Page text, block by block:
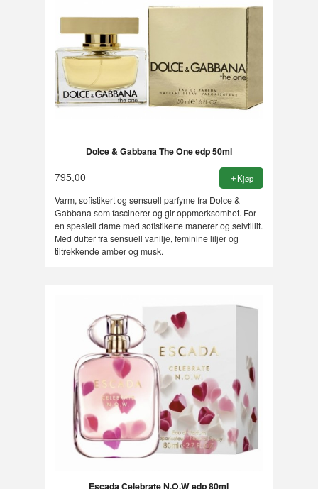
Dolce & Gabbana The One edp 50ml
795,00 Kjøp
Varm, sofistikert og sensuell parfyme fra Dolce &
Gabbana som fascinerer og gir oppmerksomhet. For
en spesiell dame med sofistikerte manerer og selvtillit.
Med dufter fra sensuell vanilje, feminine liljer og
tiltrekkende amber og musk.
Escada Celebrate N.O.W edp 80ml